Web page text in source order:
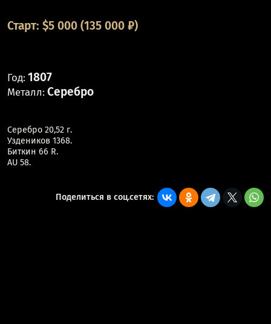
Старт: $5 000(135 000 ₽)
Год: 1807
Металл: Серебро
Серебро 20,52 г.
Уздеников 1368.
Биткин 66 R.
AU 58.
Поделиться в соц.сетях: